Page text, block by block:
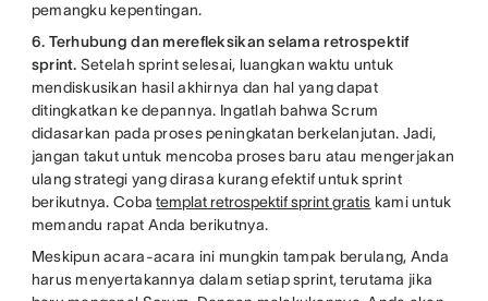
pemangku kepentingan.
6. Terhubung dan merefleksikan selama retrospektif
sprint. Setelah sprint selesai, luangkan waktu untuk
mendiskusikan hasil akhirnya dan hal yang dapat
ditingkatkan ke depannya. Ingatlah bahwa Scrum
didasarkan pada proses peningkatan berkelanjutan. Jadi,
jangan takut untuk mencoba proses baru atau mengerjakan
ulang strategi yang dirasa kurang efektif untuk sprint
berikutnya. Cobatemplat retrospektif sprint gratis kami untuk
memandu rapat Anda berikutnya.
Meskipun acara-acara ini mungkin tampak berulang, Anda
harus menyertakannya dalam setiap sprint, terutama jika